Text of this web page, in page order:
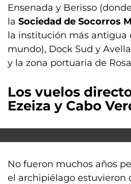
Ensenada y Berisso
la Sociedad de Socorros
la institución más antigua
mundo), Dock Sud y
y la zona portuaria de
Los vuelos
Ezeiza y Cabo
No fueron muchos años
el archipiélago estuvieron